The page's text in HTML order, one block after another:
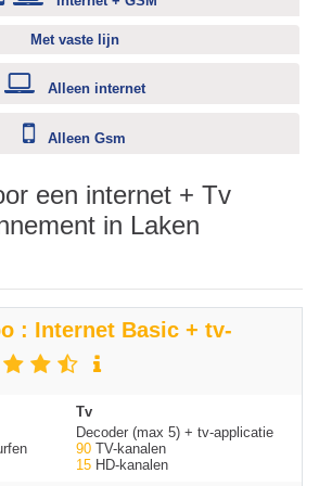
Met vaste lijn
Alleen internet
Alleen Gsm
een internet + Tv
in Laken
: Internet Basic + tv-
Tv
Decoder (max 5) + tv-applicatie
90 TV-kanalen
15 HD-kanalen